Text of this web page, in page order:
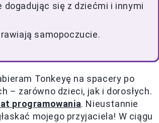
dogadując się z dziećmi i innymi
samopoczucie.
Tonkeyę na spacery po
– zarówno dzieci, jak i dorosłych.
programowania. Nieustannie
mojego przyjaciela! W ciągu